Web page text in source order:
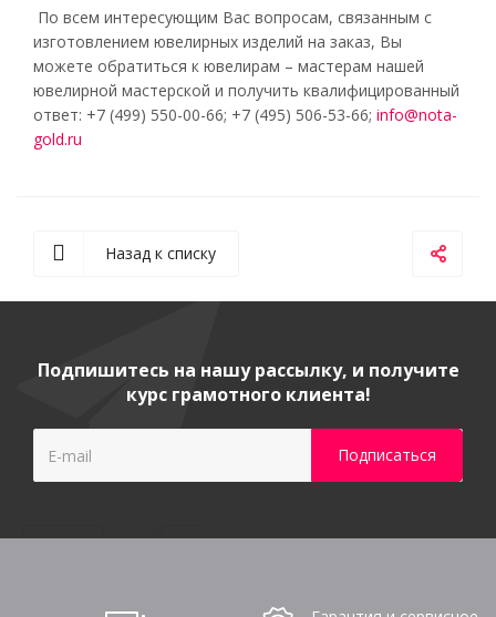
По всем интересующим Вас вопросам, связанным с
изготовлением ювелирных изделий на заказ, Вы
можете обратиться к ювелирам – мастерам нашей
ювелирной мастерской и получить квалифицированный
ответ: +7 (499) 550-00-66; +7 (495) 506-53-66; info@nota-
gold.ru
Назад к списку
Подпишитесь на нашу рассылку, и получите
курс грамотного клиента!